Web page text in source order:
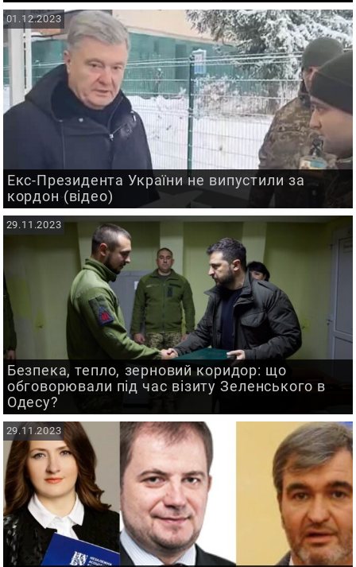
Екс-Президента України не випустили за
кордон (відео)
01.12.2023
Безпека, тепло, зерновий коридор: що
обговорювали під час візиту Зеленського в
Одесу?
29.11.2023
29.11.2023